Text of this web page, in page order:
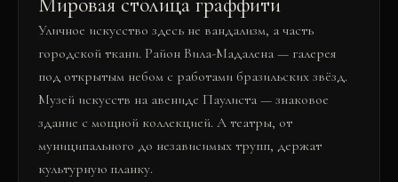
Уличное искусство здесь не вандализм, а часть
городской ткани. Район Вила-Мадалена — галерея
под открытым небом с работами бразильских звёзд.
Музей искусств на авениде Паулиста — знаковое
здание с мощной коллекцией. А театры, от
муниципального до независимых трупп, держат
культурную планку.